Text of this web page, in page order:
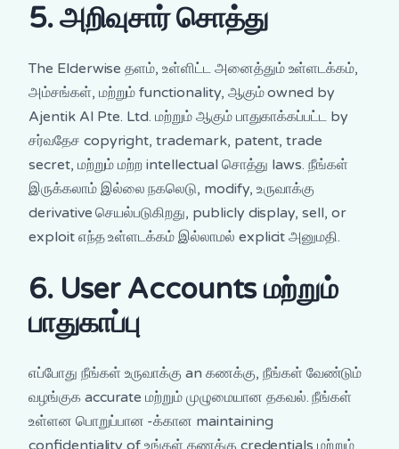
5. அறிவுசார் சொத்து
The Elderwise தளம், உள்ளிட்ட அனைத்தும் உள்ளடக்கம்,
அம்சங்கள், மற்றும் functionality, ஆகும் owned by
Ajentik AI Pte. Ltd. மற்றும் ஆகும் பாதுகாக்கப்பட்ட by
சர்வதேச copyright, trademark, patent, trade
secret, மற்றும் மற்ற intellectual சொத்து laws. நீங்கள்
இருக்கலாம் இல்லை நகலெடு, modify, உருவாக்கு
derivative செயல்படுகிறது, publicly display, sell, or
exploit எந்த உள்ளடக்கம் இல்லாமல் explicit அனுமதி.
6. User Accounts மற்றும்
பாதுகாப்பு
எப்போது நீங்கள் உருவாக்கு an கணக்கு, நீங்கள் வேண்டும்
வழங்குக accurate மற்றும் முழுமையான தகவல். நீங்கள்
உள்ளன பொறுப்பான -க்கான maintaining